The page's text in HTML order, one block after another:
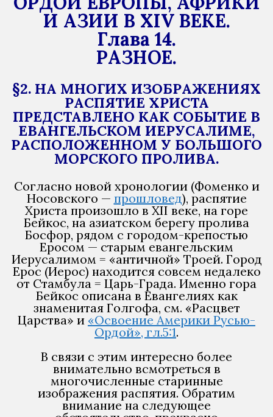
И АЗИИ В XIV ВЕКЕ.
Глава 14.
РАЗНОЕ.
§2. НА МНОГИХ ИЗОБРАЖЕНИЯХ
РАСПЯТИЕ ХРИСТА
ПРЕДСТАВЛЕНО КАК СОБЫТИЕ В
ЕВАНГЕЛЬСКОМ ИЕРУСАЛИМЕ,
РАСПОЛОЖЕННОМ У БОЛЬШОГО
МОРСКОГО ПРОЛИВА.
Согласно новой хронологии (Фоменко и
Носовского — прошловед), распятие
Христа произошло в XII веке, на горе
Бейкос, на азиатском берегу пролива
Босфор, рядом с городом-крепостью
Еросом — старым евангельским
Иерусалимом = «античной» Троей. Город
Ерос (Иерос) находится совсем недалеко
от Стамбула = Царь-Града. Именно гора
Бейкос описана в Евангелиях как
знаменитая Голгофа, см. «Расцвет
Царства» и «Освоение Америки Русью-
Ордой», гл.5:1.
В связи с этим интересно более
внимательно всмотреться в
многочисленные старинные
изображения распятия. Обратим
внимание на следующее